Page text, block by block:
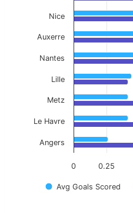
Avg Goals Scored
0 0.25
Nice
Auxerre
Nantes
Lille
Metz
Le Havre
Angers